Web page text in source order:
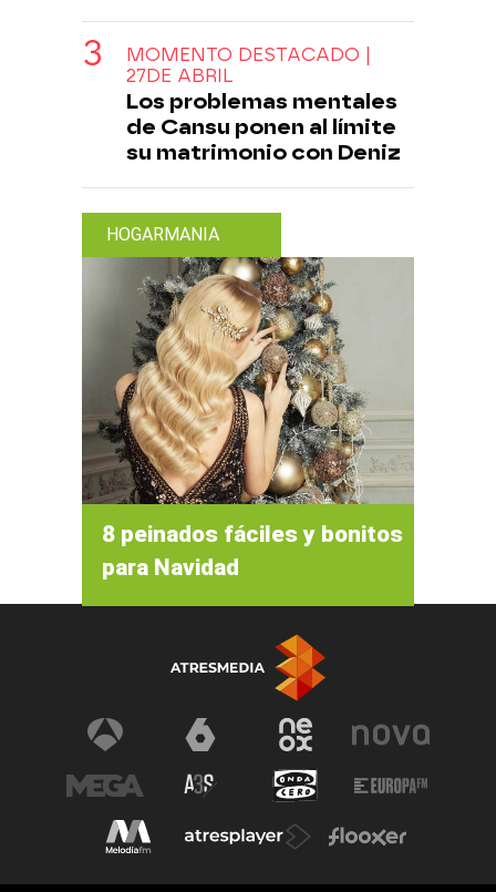
MOMENTO DESTACADO |
27DE ABRIL
Los problemas mentales
de Cansu ponen al límite
su matrimonio con Deniz
HOGARMANIA
8 peinados fáciles y bonitos
para Navidad